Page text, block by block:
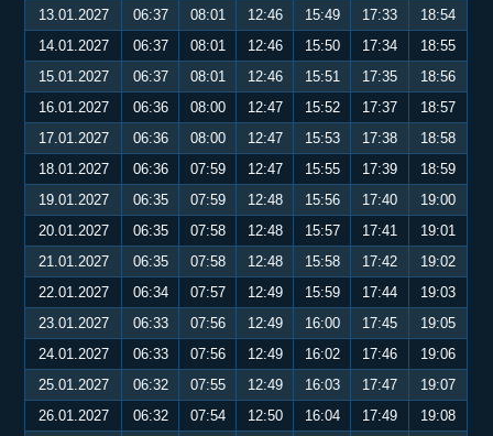
13.01.2027
06:37 08:01 12:46 15:49 17:33
18:54
14.01.2027
06:37 08:01 12:46 15:50 17:34
18:55
15.01.2027
06:37 08:01 12:46 15:51 17:35
18:56
16.01.2027
06:36 08:00 12:47 15:52 17:37
18:57
17.01.2027
06:36 08:00 12:47 15:53 17:38
18:58
18.01.2027
06:36 07:59 12:47 15:55 17:39
18:59
19.01.2027
06:35 07:59 12:48 15:56 17:40
19:00
20.01.2027
06:35 07:58 12:48 15:57 17:41
19:01
21.01.2027
06:35 07:58 12:48 15:58 17:42
19:02
22.01.2027
06:34 07:57 12:49 15:59 17:44
19:03
23.01.2027
06:33 07:56 12:49 16:00 17:45
19:05
24.01.2027
06:33 07:56 12:49 16:02 17:46
19:06
25.01.2027
06:32 07:55 12:49 16:03 17:47
19:07
26.01.2027
06:32 07:54 12:50 16:04 17:49
19:08